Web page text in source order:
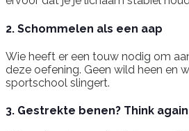
2. Schommelen als een aap
Wie heeft er een touw nodig om
deze oefening. Geen wild heen en
sportschool slingert.
3. Gestrekte benen? Think again